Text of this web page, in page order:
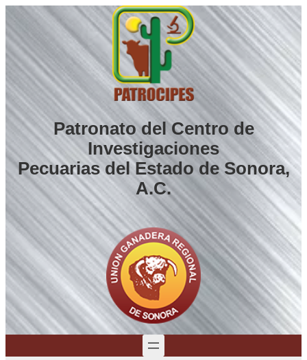
Saltar
al
contenido
Patronato del Centro de
Investigaciones
Pecuarias del Estado de Sonora,
A.C.